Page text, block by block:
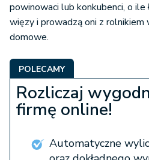
powinowaci lub konkubenci, o ile
więzy i prowadzą oni z
domowe.
POLECAMY
Rozliczaj
firmę online!
Automatyczne